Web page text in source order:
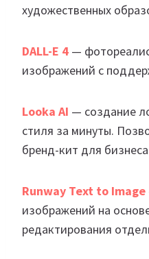
художественных
DALL-E 4 —
изображений с
Looka AI — создание
стиля за минуты.
бренд-кит для
Runway Text to Image
изображений на
редактирования